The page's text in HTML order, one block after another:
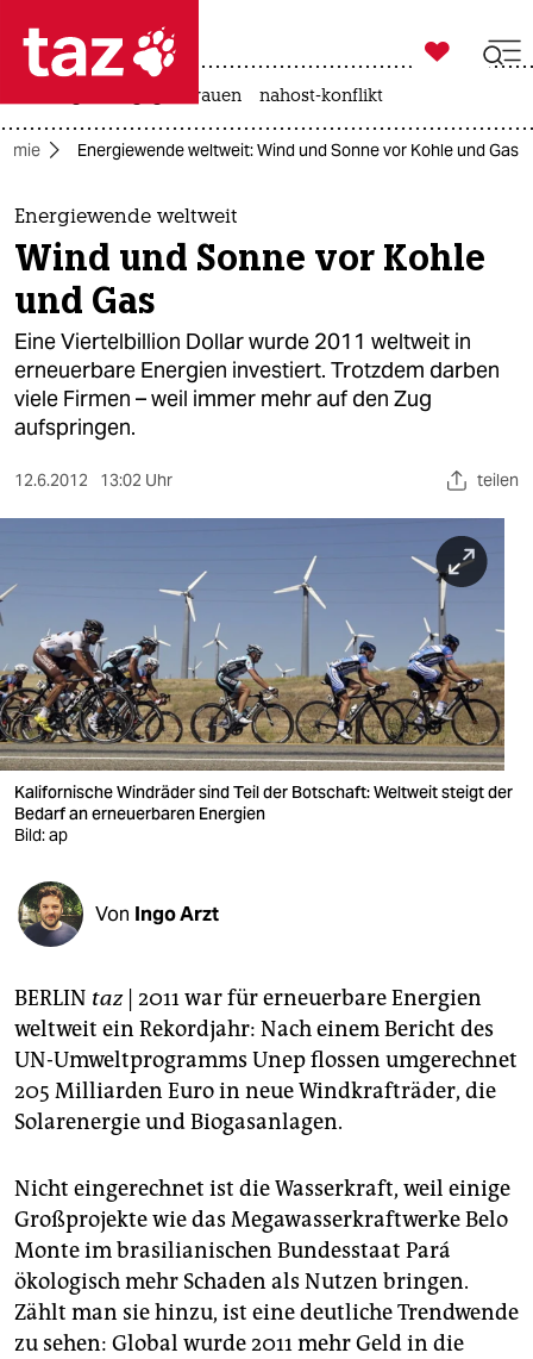
 taz zahl ich
taz zahl ich
themen
politik
öko
gesellschaft
kultur
sport
nord
wahrheit
verlag
verlag
veranstaltungen
shop
fragen & hilfe
unterstützen
genossenschaft
epaper login

taz zahl ich
gewalt gegen frauen nahost-konflikt
Energiewende weltweit: Wind und Sonne vor Kohle und Gas
Energiewende weltweit
Wind und Sonne vor Kohle
und Gas
Eine Viertelbillion Dollar wurde 2011 weltweit in
erneuerbare Energien investiert. Trotzdem darben
viele Firmen – weil immer mehr auf den Zug
aufspringen.
12.6.2012 13:02 Uhr teilen
Kalifornische Windräder sind Teil der Botschaft: Weltweit steigt der
Bedarf an erneuerbaren Energien
Bild: ap
Von Ingo Arzt
BERLIN taz| 2011 war für erneuerbare Energien
weltweit ein Rekordjahr: Nach einem Bericht des
UN-Umweltprogramms Unep flossen umgerechnet
205 Milliarden Euro in neue Windkrafträder, die
Solarenergie und Biogasanlagen.
Nicht eingerechnet ist die Wasserkraft, weil einige
Großprojekte wie das Megawasserkraftwerke Belo
Monte im brasilianischen Bundesstaat Pará
ökologisch mehr Schaden als Nutzen bringen.
Zählt man sie hinzu, ist eine deutliche Trendwende
zu sehen: Global wurde 2011 mehr Geld in die